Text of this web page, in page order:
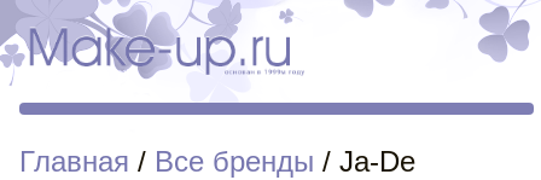
Главная / Все бренды / Ja-De